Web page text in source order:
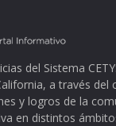
del Sistema
a través del
y logros de la
en distintos